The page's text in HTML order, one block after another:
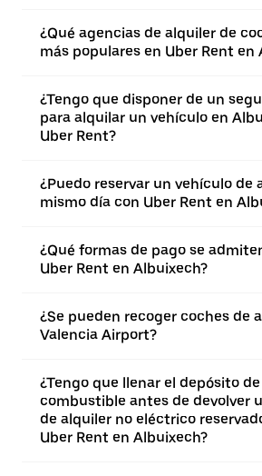
¿Qué agencias de alquiler de
más populares en Uber Rent en
¿Tengo que disponer de un
para alquilar un vehículo en
Uber Rent?
¿Puedo reservar un vehículo de
mismo día con Uber Rent en
¿Qué formas de pago se
Uber Rent en Albuixech?
¿Se pueden recoger coches de
Valencia Airport?
¿Tengo que llenar el depósito de
combustible antes de devolver
de alquiler no eléctrico
Uber Rent en Albuixech?